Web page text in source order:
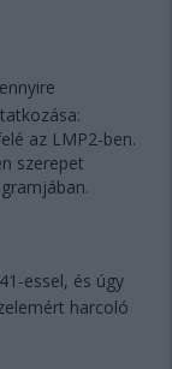
az LMP2-ben.
szerepet
essel, és úgy
harcoló